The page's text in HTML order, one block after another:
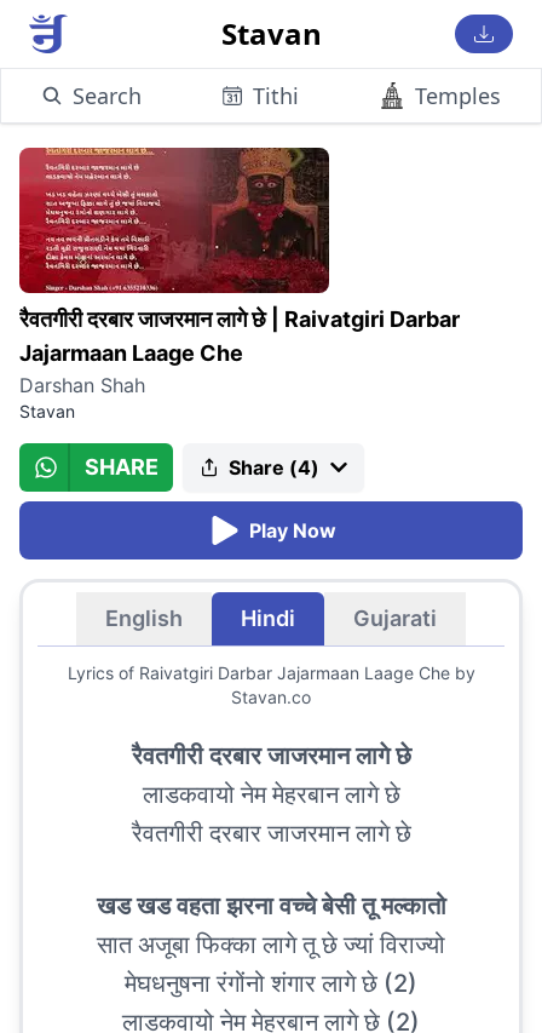
Stavan
Search Tithi Temples
रैवतगीरी दरबार जाजरमान लागे छे| Raivatgiri Darbar
Jajarmaan Laage Che
Darshan Shah
Stavan
SHARE Share (4)
Play Now
English Hindi Gujarati
Lyrics of Raivatgiri Darbar Jajarmaan Laage Cheby
Stavan.co
रैवतगीरी दरबार जाजरमान लागे छे
लाडकवायो नेम मेहरबान लागे छे
रैवतगीरी दरबार जाजरमान लागे छे
खड खड वहता झरना वच्चे बेसी तू मल्कातो
सात अजूबा फिक्का लागे तू छे ज्यां विराज्यो
मेघधनुषना रंगोंनो शंगार लागे छे (2)
लाडकवायो नेम मेहरबान लागे छे (2)